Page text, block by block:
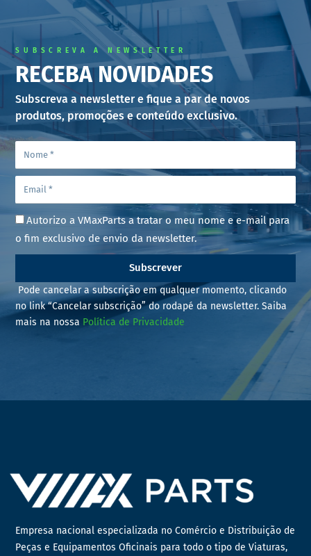
SUBSCREVA A NEWSLETTER
RECEBA NOVIDADES
Subscreva a newsletter e fique a par de novos
produtos, promoções e conteúdo exclusivo.
Autorizo a VMaxParts a tratar o meu nome e e-mail para
o fim exclusivo de envio da newsletter.
Subscrever
Pode cancelar a subscrição em qualquer momento, clicando
no link “Cancelar subscrição” do rodapé da newsletter. Saiba
mais na nossa Política de Privacidade
Empresa nacional especializada no Comércio e Distribuição de
Peças e Equipamentos Oficinais para todo o tipo de Viaturas,